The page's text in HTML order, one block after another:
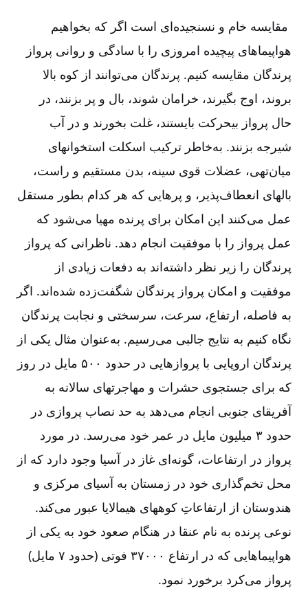
مقایسه خام و نسنجیدهای است اگر که بخواهیم
هواپیماهای پیچیده امروزی را با سادگی و روانی پرواز
پرندگان مقایسه کنیم. پرندگان میتوانند از کوه بالا
بروند، اوج بگیرند، خرامان شوند، بال و پر بزنند، در
حال پرواز بیحرکت بایستند، غلت بخورند و در آب
شیرجه بزنند. بهخاطر ترکیب اسکلت استخوانهای
میانتهی، عضلات قوی سینه، بدن مستقیم و راست،
بالهای انعطافپذیر، و پرهایی که هر کدام بطور مستقل
عمل میکنند این امکان برای پرنده مهیا میشود که
عمل پرواز را با موفقیت انجام دهد. ناظرانی که پرواز
پرندگان را زیر نظر داشتهاند به دفعات زیادی از
موفقیت و امکان پرواز پرندگان شگفتزده شدهاند. اگر
به فاصله، ارتفاع، سرعت، سرسختی و نجابت پرندگان
نگاه کنیم به نتایج جالبی میرسیم. بهعنوان مثال یکی از
پرندگان اروپایی با پروازهایی در حدود ۵۰۰ مایل در روز
که برای جستجوی حشرات و مهاجرتهای سالانه به
آفریقای جنوبی انجام میدهد به حد نصاب پروازی در
حدود ۳ میلیون مایل در عمر خود می
رسد. در مورد
پرواز در ارتفاعات، گونهای غاز در آسیا وجود دارد که از
محل تخمگذاری خود در زمستان به آسیای مرکزی و
هندوستان از ارتفاعاتِ کوههای هیمالایا عبور میکند.
نوعی پرنده به نام عنقا در هنگام صعود خود به یکی از
هواپیماهایی که در ارتفاع ۳۷۰۰۰ فوتی (حدود ۷ مایل)
پرواز میکرد برخورد نمود.